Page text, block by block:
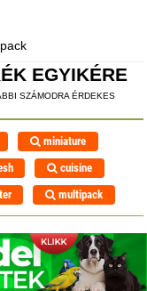
EGYIKÉRE
SZÁMODRA ÉRDEKES
miniature
cuisine
multipack